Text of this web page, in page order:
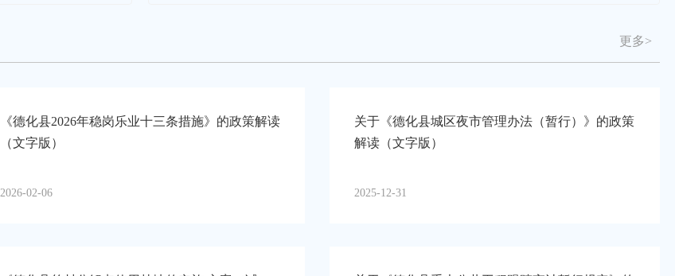
更多>
《德化县2026年稳岗乐业十三条措施》的政策解读
（文字版）
2026-02-06
关于《德化县城区夜市管理办法（暂行）》的政策
解读（文字版）
2025-12-31